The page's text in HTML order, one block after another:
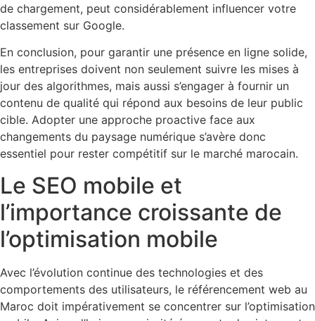
de chargement, peut considérablement influencer votre
classement sur Google.
En conclusion, pour garantir une présence en ligne solide,
les entreprises doivent non seulement suivre les mises à
jour des algorithmes, mais aussi s’engager à fournir un
contenu de qualité qui répond aux besoins de leur public
cible. Adopter une approche proactive face aux
changements du paysage numérique s’avère donc
essentiel pour rester compétitif sur le marché marocain.
Le SEO mobile et
l’importance croissante de
l’optimisation mobile
Avec l’évolution continue des technologies et des
comportements des utilisateurs, le référencement web au
Maroc doit impérativement se concentrer sur l’optimisation